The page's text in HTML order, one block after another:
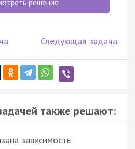
решение
Следующая задача
также решают:
зависимость